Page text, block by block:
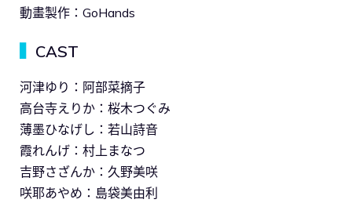
動畫製作：GoHands
CAST
河津ゆり：阿部菜摘子
高台寺えりか：桜木つぐみ
薄墨ひなげし：若山詩音
霞れんげ：村上まなつ
吉野さざんか：久野美咲
咲耶あやめ：島袋美由利